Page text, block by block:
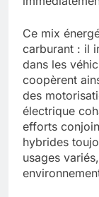
Ce mix
carburant : il
dans les
coopèrent
des
électrique
efforts
hybrides
usages